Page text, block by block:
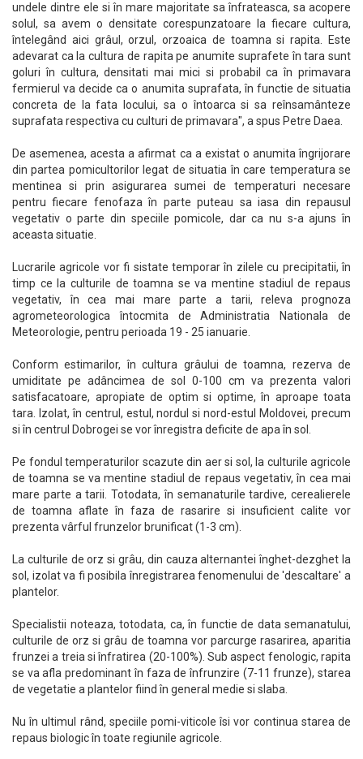
undele dintre ele si în mare majoritate sa înfrateasca, sa acopere
solul, sa avem o densitate corespunzatoare la fiecare cultura,
întelegând aici grâul, orzul, orzoaica de toamna si rapita. Este
adevarat ca la cultura de rapita pe anumite suprafete în tara sunt
goluri în cultura, densitati mai mici si probabil ca în primavara
fermierul va decide ca o anumita suprafata, în functie de situatia
concreta de la fata locului, sa o întoarca si sa reînsamânteze
suprafata respectiva cu culturi de primavara", a spus Petre Daea.
De asemenea, acesta a afirmat ca a existat o anumita îngrijorare
din partea pomicultorilor legat de situatia în care temperatura se
mentinea si prin asigurarea sumei de temperaturi necesare
pentru fiecare fenofaza în parte puteau sa iasa din repausul
vegetativ o parte din speciile pomicole, dar ca nu s-a ajuns în
aceasta situatie.
Lucrarile agricole vor fi sistate temporar în zilele cu precipitatii, în
timp ce la culturile de toamna se va mentine stadiul de repaus
vegetativ, în cea mai mare parte a tarii, releva prognoza
agrometeorologica întocmita de Administratia Nationala de
Meteorologie, pentru perioada 19 - 25 ianuarie.
Conform estimarilor, în cultura grâului de toamna, rezerva de
umiditate pe adâncimea de sol 0-100 cm va prezenta valori
satisfacatoare, apropiate de optim si optime, în aproape toata
tara. Izolat, în centrul, estul, nordul si nord-estul Moldovei, precum
si în centrul Dobrogei se vor înregistra deficite de apa în sol.
Pe fondul temperaturilor scazute din aer si sol, la culturile agricole
de toamna se va mentine stadiul de repaus vegetativ, în cea mai
mare parte a tarii. Totodata, în semanaturile tardive, cerealierele
de toamna aflate în faza de rasarire si insuficient calite vor
prezenta vârful frunzelor brunificat (1-3 cm).
La culturile de orz si grâu, din cauza alternantei înghet-dezghet la
sol, izolat va fi posibila înregistrarea fenomenului de 'descaltare' a
plantelor.
Specialistii noteaza, totodata, ca, în functie de data semanatului,
culturile de orz si grâu de toamna vor parcurge rasarirea, aparitia
frunzei a treia si înfratirea (20-100%). Sub aspect fenologic, rapita
se va afla predominant în faza de înfrunzire (7-11 frunze), starea
de vegetatie a plantelor fiind în general medie si slaba.
Nu în ultimul rând, speciile pomi-viticole îsi vor continua starea de
repaus biologic în toate regiunile agricole.